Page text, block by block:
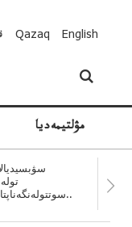
Qazaq English
مۋلتيمەديا
سوتتولەنگەناپتار ايىبە؟ۋ..